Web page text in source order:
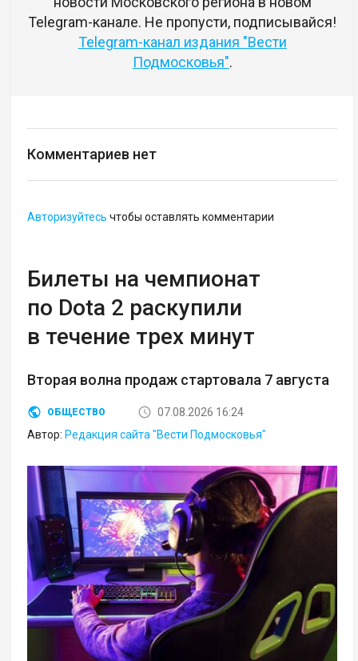
Telegram-канале. Не пропусти, подписывайся!
Telegram-канал издания "Вести
Подмосковья".
Комментариев нет
Авторизуйтесь чтобы оставлять комментарии
Билеты на чемпионат
по Dota 2 раскупили
в течение трех минут
Вторая волна продаж стартовала 7 августа
ОБЩЕСТВО
07.08.2026 16:24
Автор: Редакция сайта "Вести Подмосковья"